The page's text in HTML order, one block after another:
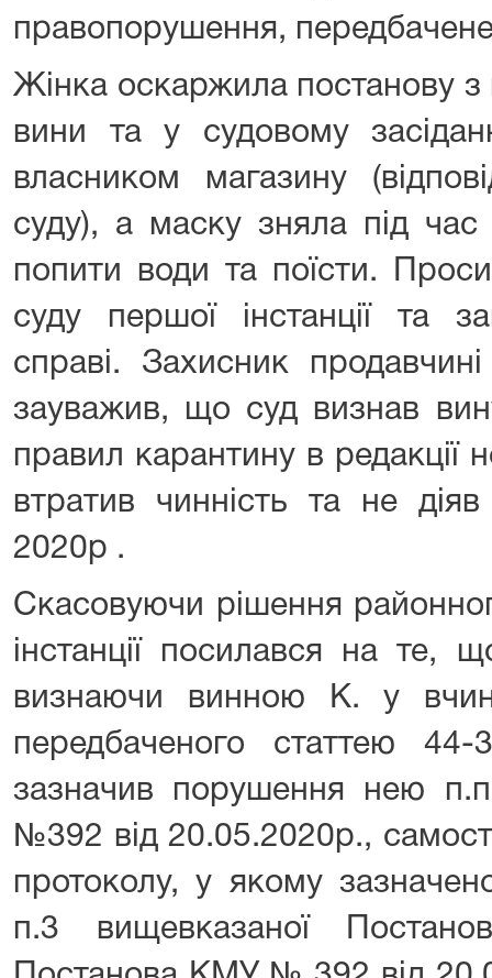
правопорушення,
Жінка оскаржила постанову з
вини та у судовому
власником магазину
суду), а маску зняла під
попити води та поїсти.
суду першої інстанції та
справі. Захисник
зауважив, що суд визнав
правил карантину в редакції
втратив чинність та не
2020р .
Скасовуючи рішення
інстанції посилався на те,
визнаючи винною К. у
передбаченого статтею
зазначив порушення нею
№392 від 20.05.2020р.,
протоколу, у якому
п.3 вищевказаної